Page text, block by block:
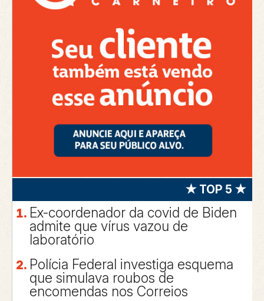
★ TOP 5 ★
Ex-coordenador da covid de Biden
admite que vírus vazou de
laboratório
Polícia Federal investiga esquema
que simulava roubos de
encomendas nos Correios